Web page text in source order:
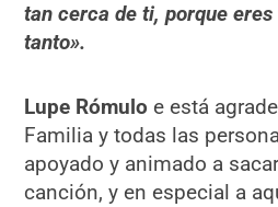
tan cerca de ti, porque
tanto».
Lupe Rómulo e está
Familia y todas las
apoyado y animado a
canción, y en especial a